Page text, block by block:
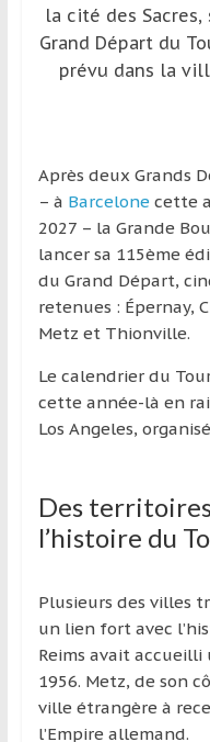
profitant
de
pays
d’une
région
la cité des
Grand Départ du
prévu dans la
Après deux Grands
– à Barcelonecette
2027 – la Grande
lancer sa 115ème
du Grand Départ,
retenues : Épernay,
Metz et Thionville.
Le calendrier du
cette année-là en
Los Angeles,
Des
l’histoire du
Plusieurs des villes
un lien fort avec
Reims avait
1956. Metz, de son
ville étrangère à
l’Empire allemand.